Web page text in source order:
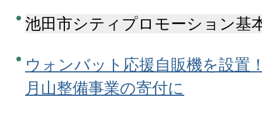
池田市シティプロモーション基
ウォンバット応援自販機を設置
月山整備事業の寄付に